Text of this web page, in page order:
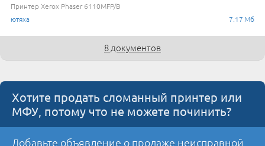
Принтер Xerox Phaser 6110MFP/B
ютяха
7.17 Мб
8 документов
Хотите продать сломанный принтер или
МФУ, потому что не можете починить?
Добавьте объявление о продаже неисправной